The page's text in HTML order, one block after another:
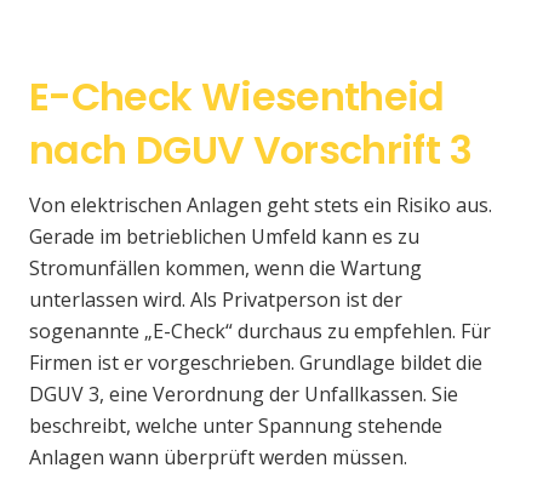
E-Check Wiesentheid
nach DGUV Vorschrift 3
Von elektrischen Anlagen geht stets ein Risiko aus.
Gerade im betrieblichen Umfeld kann es zu
Stromunfällen kommen, wenn die Wartung
unterlassen wird. Als Privatperson ist der
sogenannte „E-Check“ durchaus zu empfehlen. Für
Firmen ist er vorgeschrieben. Grundlage bildet die
DGUV 3, eine Verordnung der Unfallkassen. Sie
beschreibt, welche unter Spannung stehende
Anlagen wann überprüft werden müssen.